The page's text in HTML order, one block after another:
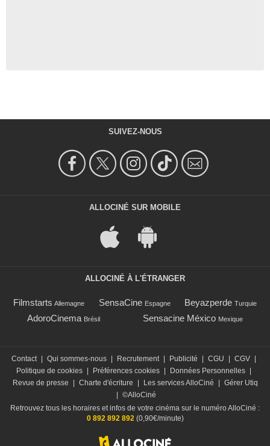
SUIVEZ-NOUS
ALLOCINÉ SUR MOBILE
ALLOCINÉ À L'ÉTRANGER
Filmstarts Allemagne SensaCine Espagne Beyazperde Turquie
AdoroCinema Brésil Sensacine México Mexique
Contact | Qui sommes-nous | Recrutement | Publicité | CGU | CGV |
Politique de cookies | Préférences cookies | Données Personnelles |
Revue de presse
| Charte d'écriture | Les services AlloCiné | Gérer Utiq
| ©AlloCiné
Retrouvez tous les horaires et infos de votre cinéma sur le numéro AlloCiné :
0 892 892 892(0,90€/minute)